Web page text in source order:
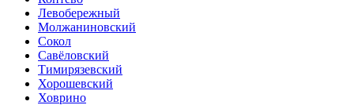
Левобережный
Молжаниновский
Сокол
Савёловский
Тимирязевский
Хорошевский
Ховрино